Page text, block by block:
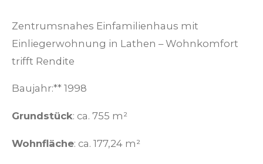
Zentrumsnahes Einfamilienhaus mit
Einliegerwohnung in Lathen – Wohnkomfort
trifft Rendite
Baujahr:** 1998
Grundstück: ca. 755 m²
Wohnfläche: ca. 177,24 m²